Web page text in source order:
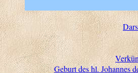
Geburt des hl. Johannes